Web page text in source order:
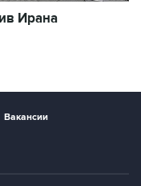
Ирана
Вакансии